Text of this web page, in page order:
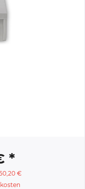
*
€